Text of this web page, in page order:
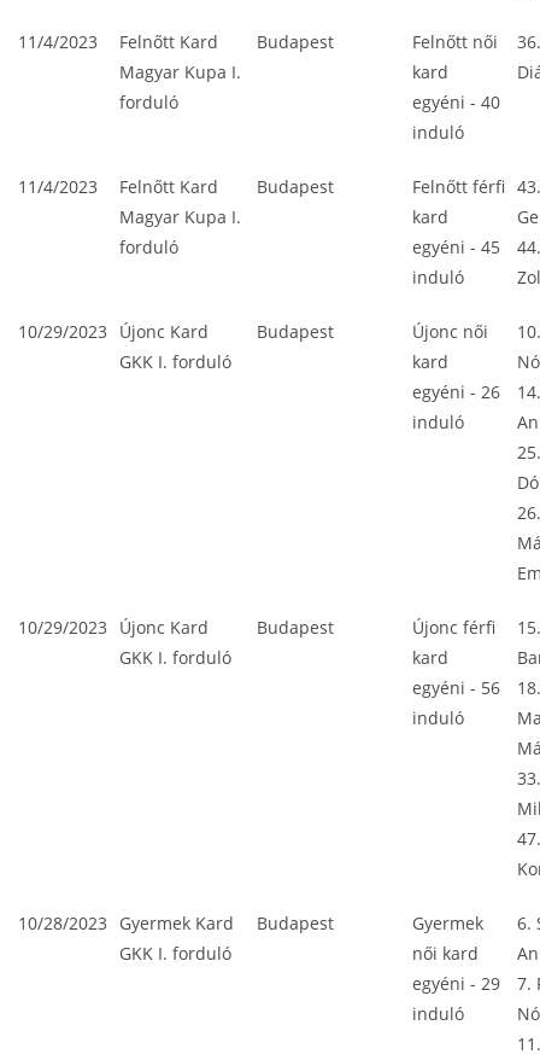
11/4/2023
Felnőtt Kard
Magyar Kupa I.
forduló
Budapest
Felnőtt női
kard
egyéni - 40
induló
11/4/2023
Felnőtt Kard
Magyar Kupa I.
forduló
Budapest
Felnőtt férfi
kard
egyéni - 45
induló
10/29/2023
Újonc Kard
GKK I. forduló
Budapest
Újonc női
kard
egyéni - 26
induló
10/29/2023
Újonc Kard
GKK I. forduló
Budapest
Újonc férfi
kard
egyéni - 56
induló
18.
10/28/2023
Gyermek Kard
GKK I. forduló
Budapest
Gyermek
női kard
egyéni - 29
induló
6.
7.